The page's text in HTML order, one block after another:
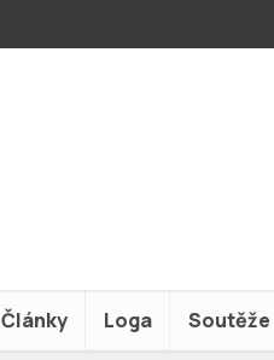
Články Loga Soutěže